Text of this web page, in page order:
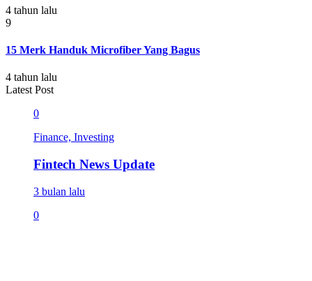
4 tahun lalu
9
15 Merk Handuk Microfiber Yang Bagus
4 tahun lalu
Latest Post
0
Finance, Investing
Fintech News Update
3 bulan lalu
0